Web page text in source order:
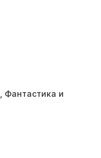
Фантастика и